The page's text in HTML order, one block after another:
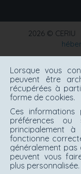
2026 © CERIU
Lorsque vous
peuvent être
récupérées à
forme de cookies.
Ces
préférences
principalement
fonctionne
généralement pas
peuvent vous
plus personnalisée.